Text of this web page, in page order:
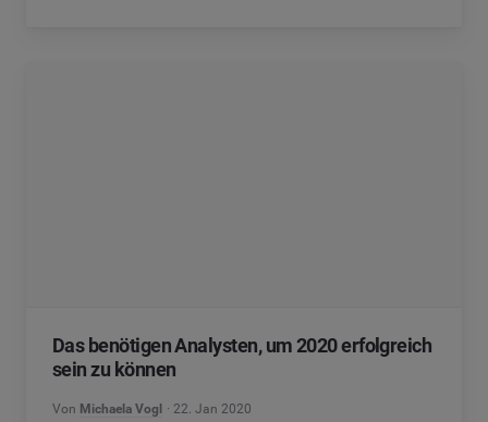
Das benötigen Analysten, um 2020 erfolgreich
sein zu können
Von Michaela Vogl 22. Jan 2020